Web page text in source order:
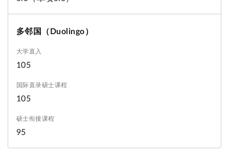
多邻国（Duolingo）
105
105
95